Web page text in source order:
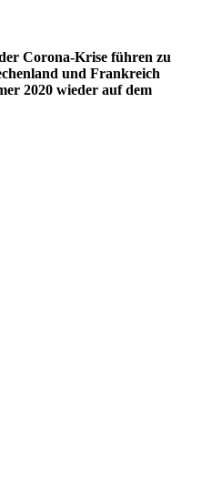
Corona-Krise führen zu
und Frankreich
2020 wieder auf dem